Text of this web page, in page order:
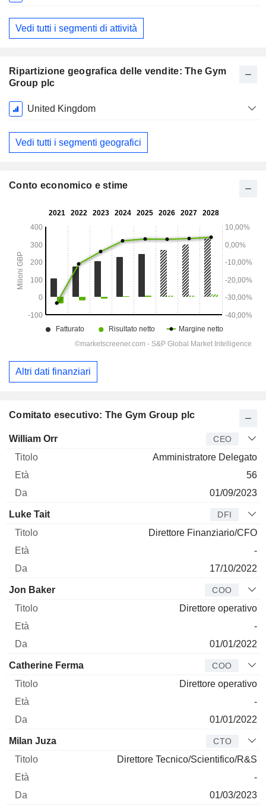
Fiscale:
Dicembre
Vedi tutti i segmenti di attività
Ripartizione geografica delle vendite: The Gym
Group plc
Periodo
Fiscale:
Dicembre
United Kingdom
Vedi tutti i segmenti geografici
Comitato esecutivo: The Gym Group plc
Manager Titolo
William Orr CEO
Amministratore Delegato
56
01/09/2023
Luke Tait DFI
Direttore Finanziario/CFO
-
17/10/2022
Jon Baker COO
Direttore operativo
-
01/01/2022
Catherine Ferma COO
Direttore operativo
-
01/01/2022
Milan Juza CTO
Direttore Tecnico/Scientifico/R&S
-
01/03/2023
Conto economico e stime
Altri dati finanziari